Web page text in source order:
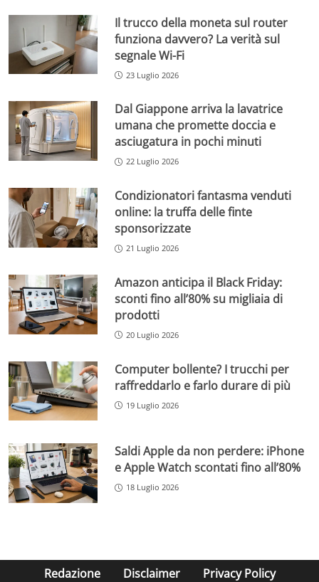
Il trucco della moneta sul router
funziona davvero? La verità sul
segnale Wi-Fi
23 Luglio 2026
Dal Giappone arriva la lavatrice
umana che promette doccia e
asciugatura in pochi minuti
22 Luglio 2026
Condizionatori fantasma venduti
online: la truffa delle finte
sponsorizzate
21 Luglio 2026
Amazon anticipa il Black Friday:
sconti fino all’80% su migliaia di
prodotti
20 Luglio 2026
Computer bollente? I trucchi per
raffreddarlo e farlo durare di più
19 Luglio 2026
Saldi Apple da non perdere: iPhone
e Apple Watch scontati fino all’80%
18 Luglio 2026
Redazione Disclaimer Privacy Policy